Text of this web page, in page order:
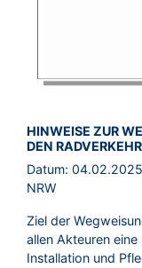
BROSCHÜRE:
HINWEISE ZUR
DEN
Datum: 04.02.2025
NRW
Ziel der
allen Akteuren
Installation und